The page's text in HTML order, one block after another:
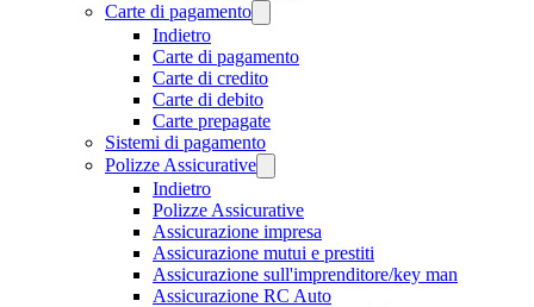
Carte di pagamento
Indietro
Carte di pagamento
Carte di credito
Carte di debito
Carte prepagate
Sistemi di pagamento
Polizze Assicurative
Indietro
Polizze Assicurative
Assicurazione impresa
Assicurazione mutui e prestiti
Assicurazione sull'imprenditore/key man
Assicurazione RC Auto